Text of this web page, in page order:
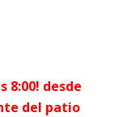
8:00! desde
del patio